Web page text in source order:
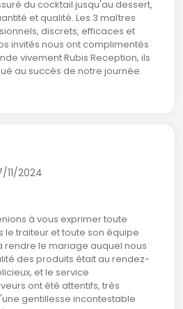
du cocktail jusqu'au dessert,
et qualité. Les 3 maîtres
discrets, efficaces et
invités nous ont complimentés
vivement Rubis Reception, ils
au succès de notre journée.
11/2024
à vous exprimer toute
le traiteur et toute son équipe
rendre le mariage auquel nous
des produits était au rendez-
et le service
ont été attentifs, très
gentillesse incontestable